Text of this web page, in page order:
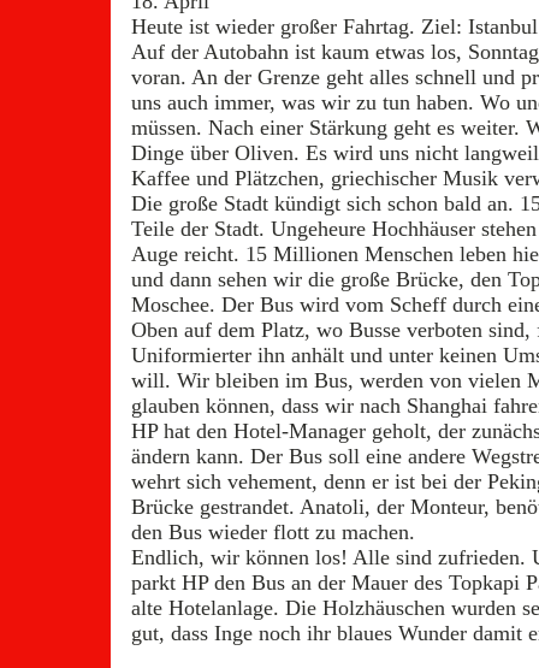
Heute ist wieder großer Fahrtag. Ziel:
Auf der Autobahn ist kaum etwas los,
voran. An der Grenze geht alles schnell und
uns auch immer, was wir zu tun haben. Wo
müssen. Nach einer Stärkung geht es weiter.
Dinge über Oliven. Es wird uns nicht
Kaffee und Plätzchen, griechischer Musik
Die große Stadt kündigt sich schon bald an.
Teile der Stadt. Ungeheure Hochhäuser
Auge reicht. 15 Millionen Menschen leben
und dann sehen wir die große Brücke, den
Moschee. Der Bus wird vom Scheff durch
Oben auf dem Platz, wo Busse verboten
Uniformierter ihn anhält und unter keinen
will. Wir bleiben im Bus, werden von vielen
glauben können, dass wir nach Shanghai
HP hat den Hotel-Manager geholt, der
ändern kann. Der Bus soll eine andere
wehrt sich vehement, denn er ist bei der
Brücke gestrandet. Anatoli, der Monteur,
den Bus wieder flott zu machen.
Endlich, wir können los! Alle sind
parkt HP den Bus an der Mauer des Topkapi
alte Hotelanlage. Die Holzhäuschen wurden
gut, dass Inge noch ihr blaues Wunder damit